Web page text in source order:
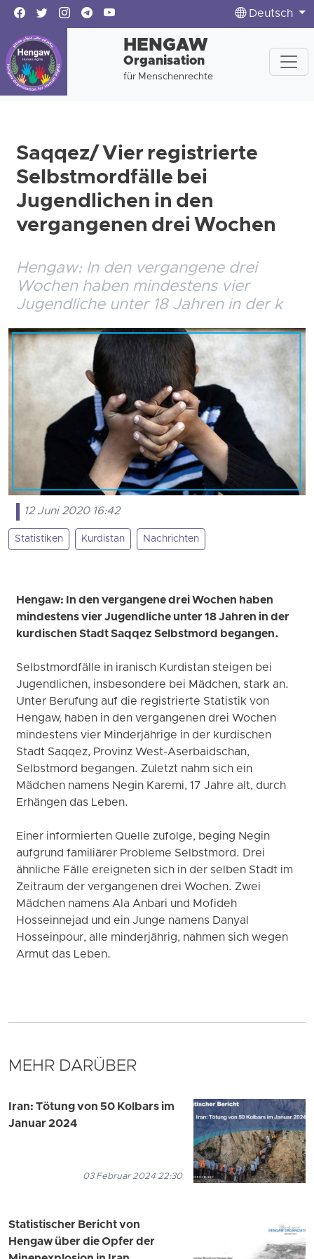
Deutsch
HENGAW
Organisation
für Menschenrechte
Saqqez/ Vier registrierte
Selbstmordfälle bei
Jugendlichen in den
vergangenen drei Wochen
Hengaw: In den vergangene drei
Wochen haben mindestens vier
Jugendliche unter 18 Jahren in der k
12 Juni 2020 16:42
Statistiken Kurdistan Nachrichten
Hengaw: In den vergangene drei Wochen haben
mindestens vier Jugendliche unter 18 Jahren in der
kurdischen Stadt Saqqez Selbstmord begangen.
Selbstmordfälle in iranisch Kurdistan steigen bei
Jugendlichen, insbesondere bei Mädchen, stark an.
Unter Berufung auf die registrierte Statistik von
Hengaw, haben in den vergangenen drei Wochen
mindestens vier Minderjährige in der kurdischen
Stadt Saqqez, Provinz West-Aserbaidschan,
Selbstmord begangen. Zuletzt nahm sich ein
Mädchen namens Negin Karemi, 17 Jahre alt, durch
Erhängen das Leben.
Einer informierten Quelle zufolge, beging Negin
aufgrund familiärer Probleme Selbstmord. Drei
ähnliche Fälle ereigneten sich in der selben Stadt im
Zeitraum der vergangenen drei Wochen. Zwei
Mädchen namens Ala Anbari und Mofideh
Hosseinnejad und ein Junge namens Danyal
Hosseinpour, alle minderjährig, nahmen sich wegen
Armut das Leben.
MEHR DARÜBER
Iran: Tötung von 50 Kolbars im
Januar 2024
03 Februar 2024 22:30
Statistischer Bericht von
Hengaw über die Opfer der